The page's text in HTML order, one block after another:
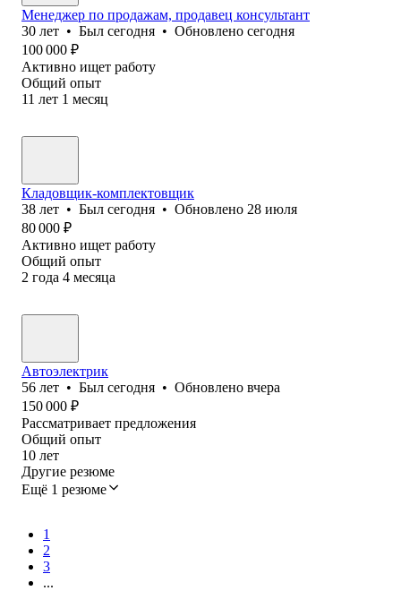
Менеджер по продажам, продавец консультант
30 лет • Был сегодня • Обновлено сегодня
100 000 ₽
Активно ищет работу
Общий опыт
11 лет 1 месяц
Кладовщик-комплектовщик
38 лет • Был сегодня • Обновлено 28 июля
80 000 ₽
Активно ищет работу
Общий опыт
2 года 4 месяца
Автоэлектрик
56 лет • Был сегодня • Обновлено вчера
150 000 ₽
Рассматривает предложения
Общий опыт
10 лет
Другие резюме
Ещё 1 резюме
1
2
3
...